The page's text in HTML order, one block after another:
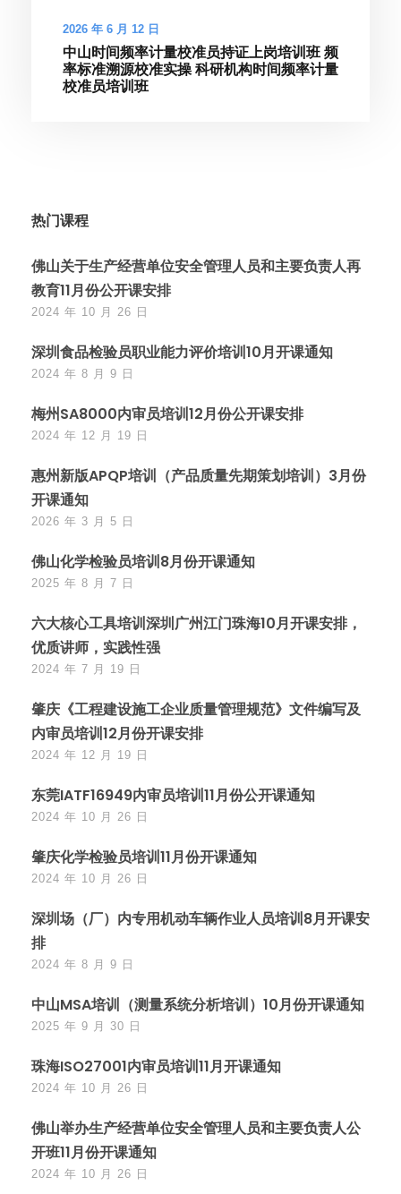
2026 年 6 月 12 日
中山时间频率计量校准员持证上岗培训班 频
率标准溯源校准实操 科研机构时间频率计量
校准员培训班
热门课程
佛山关于生产经营单位安全管理人员和主要负责人再
教育11月份公开课安排
2024 年 10 月 26 日
深圳食品检验员职业能力评价培训10月开课通知
2024 年 8 月 9 日
梅州SA8000内审员培训12月份公开课安排
2024 年 12 月 19 日
惠州新版APQP培训（产品质量先期策划培训）3月份
开课通知
2026 年 3 月 5 日
佛山化学检验员培训8月份开课通知
2025 年 8 月 7 日
六大核心工具培训深圳广州江门珠海10月开课安排，
优质讲师，实践性强
2024 年 7 月 19 日
肇庆《工程建设施工企业质量管理规范》文件编写及
内审员培训12月份开课安排
2024 年 12 月 19 日
东莞IATF16949内审员培训11月份公开课通知
2024 年 10 月 26 日
肇庆化学检验员培训11月份开课通知
2024 年 10 月 26 日
深圳场（厂）内专用机动车辆作业人员培训8月开课安
排
2024 年 8 月 9 日
中山MSA培训（测量系统分析培训）10月份开课通知
2025 年 9 月 30 日
珠海ISO27001内审员培训11月开课通知
2024 年 10 月 26 日
佛山举办生产经营单位安全管理人员和主要负责人公
开班11月份开课通知
2024 年 10 月 26 日